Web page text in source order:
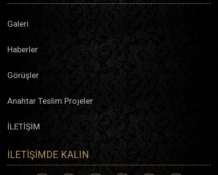
Galeri
Haberler
Görüşler
Anahtar Teslim Projeler
İLETİŞİM
İLETIŞIMDE KALIN